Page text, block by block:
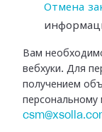
Отмена
Вам
вебхуки. Для
получением
персональному